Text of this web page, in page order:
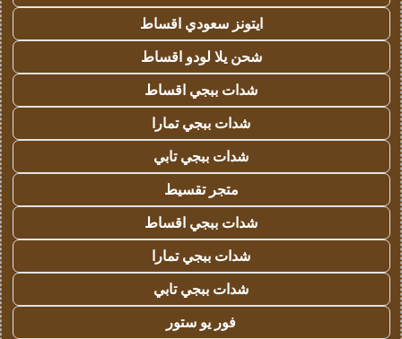
ايتونز سعودي اقساط
شحن يلا لودو اقساط
شدات ببجي اقساط
شدات ببجي تمارا
شدات ببجي تابي
متجر تقسيط
شدات ببجي اقساط
شدات ببجي تمارا
شدات ببجي تابي
فور يو ستور